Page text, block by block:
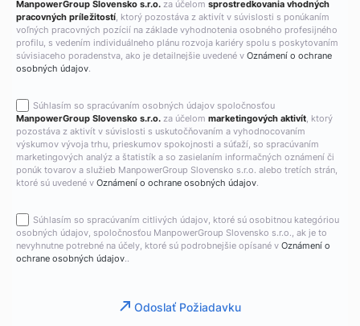
ManpowerGroup Slovensko s.r.o. za účelom sprostredkovania vhodných
pracovných príležitostí, ktorý pozostáva z aktivít v súvislosti s ponúkaním
voľných pracovných pozícií na základe vyhodnotenia osobného profesijného
profilu, s vedením individuálneho plánu rozvoja kariéry spolu s poskytovaním
súvisiaceho poradenstva, ako je detailnejšie uvedené v Oznámení o ochrane
osobných údajov.
Súhlasím so spracúvaním osobných údajov spoločnosťou
ManpowerGroup Slovensko s.r.o. za účelom marketingových aktivít, ktorý
pozostáva z aktivít v súvislosti s uskutočňovaním a vyhodnocovaním
výskumov vývoja trhu, prieskumov spokojnosti a súťaží, so spracúvaním
marketingových analýz a štatistík a so zasielaním informačných oznámení či
ponúk tovarov a služieb ManpowerGroup Slovensko s.r.o. alebo tretích strán,
ktoré sú uvedené v Oznámení o ochrane osobných údajov.
Súhlasím so spracúvaním citlivých údajov, ktoré sú osobitnou kategóriou
osobných údajov, spoločnosťou ManpowerGroup Slovensko s.r.o., ak je to
nevyhnutne potrebné na účely, ktoré sú podrobnejšie opísané v Oznámení o
ochrane osobných údajov..
Odoslať Požiadavku